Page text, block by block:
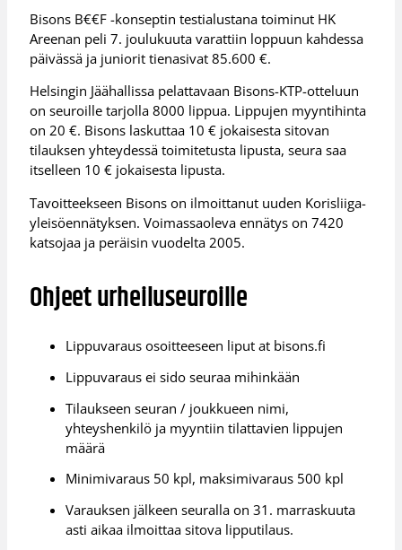
Bisons B€€F -konseptin testialustana toiminut HK
Areenan peli 7. joulukuuta varattiin loppuun kahdessa
päivässä ja juniorit tienasivat 85.600 €.
Helsingin Jäähallissa pelattavaan Bisons-KTP-otteluun
on seuroille tarjolla 8000 lippua. Lippujen myyntihinta
on 20 €. Bisons laskuttaa 10 € jokaisesta sitovan
tilauksen yhteydessä toimitetusta lipusta, seura saa
itselleen 10 € jokaisesta lipusta.
Tavoitteekseen Bisons on ilmoittanut uuden Korisliiga-
yleisöennätyksen. Voimassaoleva ennätys on 7420
katsojaa ja peräisin vuodelta 2005.
Ohjeet urheiluseuroille
Lippuvaraus osoitteeseen liput at bisons.fi
Lippuvaraus ei sido seuraa mihinkään
Tilaukseen seuran / joukkueen nimi,
yhteyshenkilö ja myyntiin tilattavien lippujen
määrä
Minimivaraus 50 kpl, maksimivaraus 500 kpl
Varauksen jälkeen seuralla on 31. marraskuuta
asti aikaa ilmoittaa sitova lipputilaus.